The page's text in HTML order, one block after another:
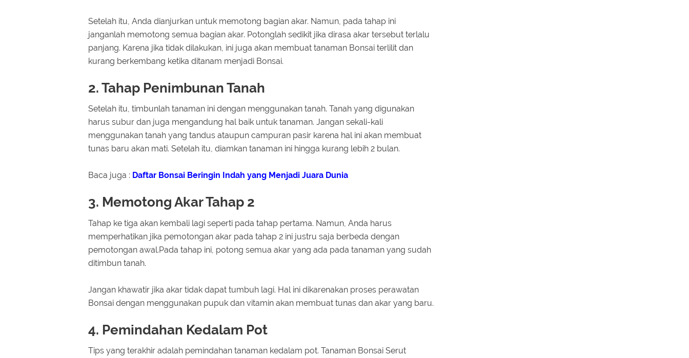
Setelah itu, Anda dianjurkan untuk memotong bagian akar. Namun, pada tahap ini
janganlah memotong semua bagian akar. Potonglah sedikit jika dirasa akar tersebut terlalu
panjang. Karena jika tidak dilakukan, ini juga akan membuat tanaman Bonsai terlilit dan
kurang berkembang ketika ditanam menjadi Bonsai.
2. Tahap Penimbunan Tanah
Setelah itu, timbunlah tanaman ini dengan menggunakan tanah. Tanah yang digunakan
harus subur dan juga mengandung hal baik untuk tanaman. Jangan sekali-kali
menggunakan tanah yang tandus ataupun campuran pasir karena hal ini akan membuat
tunas baru akan mati. Setelah itu, diamkan tanaman ini hingga kurang lebih 2 bulan.
Baca juga : Daftar Bonsai Beringin Indah yang Menjadi Juara Dunia
3. Memotong Akar Tahap 2
Tahap ke tiga akan kembali lagi seperti pada tahap pertama. Namun, Anda harus
memperhatikan jika pemotongan akar pada tahap 2 ini justru saja berbeda dengan
pemotongan awal.Pada tahap ini, potong semua akar yang ada pada tanaman yang sudah
ditimbun tanah.
Jangan khawatir jika akar tidak dapat tumbuh lagi. Hal ini dikarenakan proses perawatan
Bonsai dengan menggunakan pupuk dan vitamin akan membuat tunas dan akar yang baru.
4. Pemindahan Kedalam Pot
Tips yang terakhir adalah pemindahan tanaman kedalam pot. Tanaman Bonsai Serut